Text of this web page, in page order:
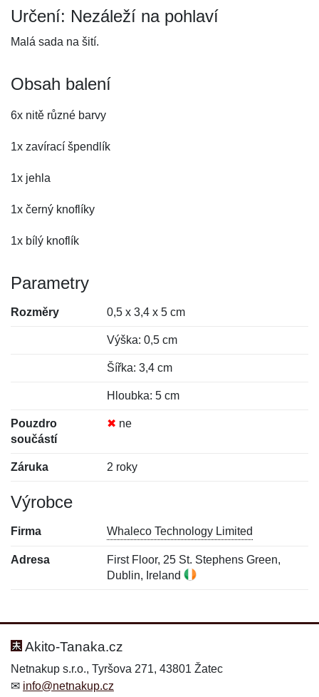
Určení: Nezáleží na pohlaví
Malá sada na šití.
Obsah balení
6x nitě různé barvy
1x zavírací špendlík
1x jehla
1x černý knoflíky
1x bílý knoflík
Parametry
Rozměry 0,5 x 3,4 x 5 cm
Výška: 0,5 cm
Šířka: 3,4 cm
Hloubka: 5 cm
Pouzdro
součástí
✖ ne
Záruka 2 roky
Výrobce
Firma Whaleco Technology Limited
Adresa
First Floor, 25 St. Stephens Green,
Dublin, Ireland
Hodnocení:
Jméno:
Akito-Tanaka.cz
Netnakup s.r.o., Tyršova 271, 43801 Žatec
✉ info@netnakup.cz